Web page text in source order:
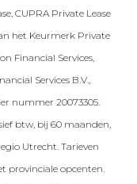
CUPRA Private Lease
het Keurmerk Private
Financial Services,
Services B.V.,
nummer 20073305.
btw, bij 60 maanden,
Utrecht. Tarieven
provinciale opcenten.